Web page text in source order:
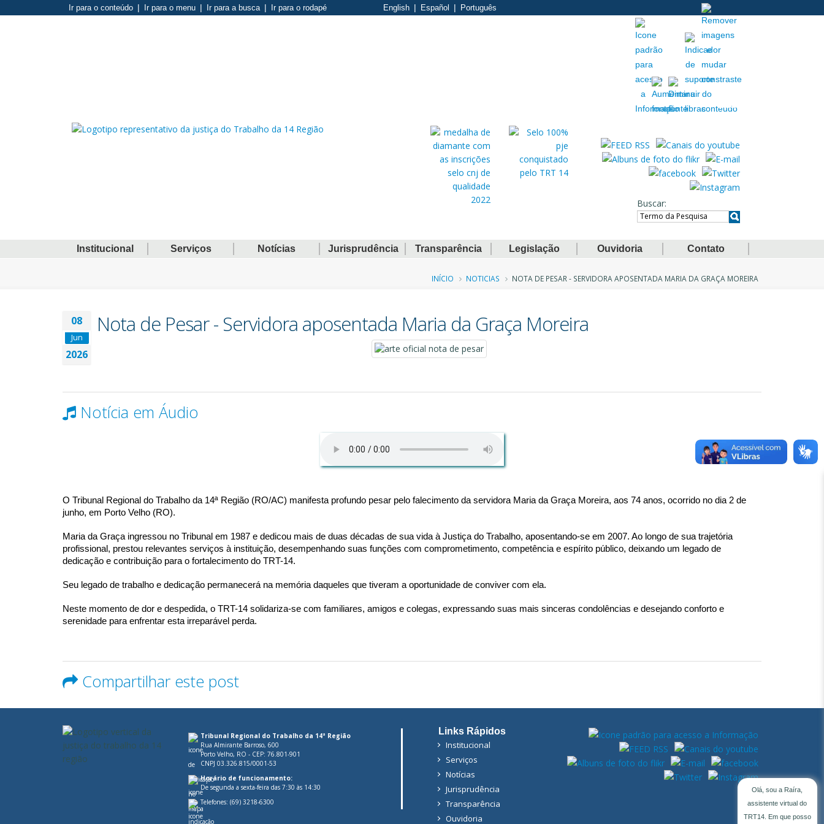
Ir para o conteúdo Ir para o menu Ir para a busca Ir para o rodapé English Español Português
Extranet
Buscar
Institucional Serviços Notícias Jurisprudência Transparência Legislação Ouvidoria Contato
Trilha
navegação
INÍCIO NOTICIAS NOTA DE PESAR - SERVIDORA APOSENTADA MARIA DA GRAÇA MOREIRA
08
Jun
2026
Nota de Pesar - Servidora aposentada Maria da Graça Moreira
Notícia em Áudio
O Tribunal Regional do Trabalho da 14ª Região (RO/AC) manifesta profundo pesar pelo falecimento da servidora Maria da Graça Moreira, aos 74 anos, ocorrido no dia 2 de
junho, em Porto Velho (RO).
Maria da Graça ingressou no Tribunal em 1987 e dedicou mais de duas décadas de sua vida à Justiça do Trabalho, aposentando-se em 2007. Ao longo de sua trajetória
profissional, prestou relevantes serviços à instituição, desempenhando suas funções com comprometimento, competência e espírito público, deixando um legado de
dedicação e contribuição para o fortalecimento do TRT-14.
Seu legado de trabalho e dedicação permanecerá na memória daqueles que tiveram a oportunidade de conviver com ela.
Neste momento de dor e despedida, o TRT-14 solidariza-se com familiares, amigos e colegas, expressando suas mais sinceras condolências e desejando conforto e
serenidade para enfrentar esta irreparável perda.
Compartilhar este post
Tribunal Regional do Trabalho da 14ª Região
Rua Almirante Barroso, 600
Porto Velho, RO - CEP: 76.801-901
CNPJ 03.326.815/0001-53
Horário de funcionamento:
De segunda a sexta-feira das 7:30 às 14:30
Telefones: (69) 3218-6300
Links Rápidos
Institucional
Serviços
Notícias
Jurisprudência
Transparência
Ouvidoria
Olá, sou a Raíra,
assistente virtual do
TRT14. Em que posso